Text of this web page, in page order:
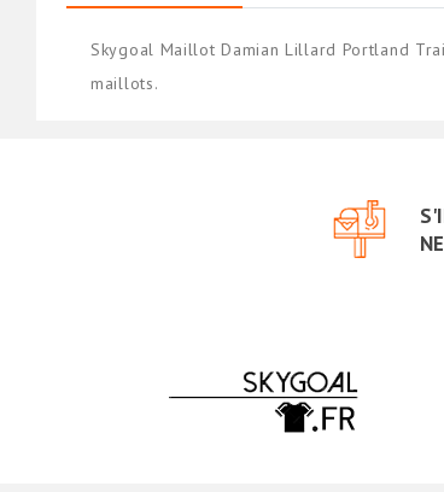
Skygoal Maillot Damian Lillard Portland
maillots.